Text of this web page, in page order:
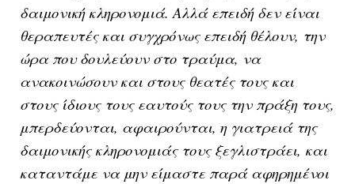
δαιμονική κληρονομιά. Αλλά επειδή δεν είναι
θεραπευτές και συγχρόνως επειδή θέλουν, την
ώρα που δουλεύουν στο τραύμα, να
ανακοινώσουν και στους θεατές τους και
στους ίδιους τους εαυτούς τους την πράξη τους,
μπερδεύονται, αφαιρούνται, η γιατρειά της
δαιμονικής κληρονομιάς τους ξεγλιστράει, και
καταντάμε να μην είμαστε παρά αφηρημένοι